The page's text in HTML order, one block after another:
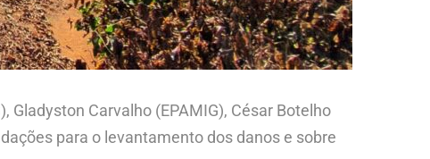
Carvalho (EPAMIG), César Botelho
para o levantamento dos danos e sobre